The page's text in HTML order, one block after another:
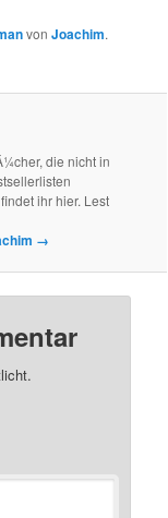
vonJoachim.
die nicht in
ihr hier. Lest
→